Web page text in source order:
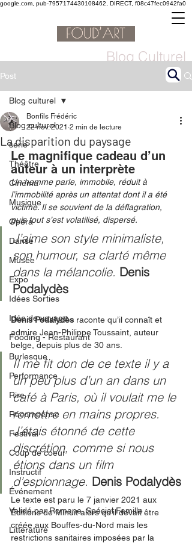
google.com, pub-7957174430108462, DIRECT, f08c47fec0942fa0
Blog Culturel
Post
Blog culturel
serie
Théâtre
Cinéma
Musique
Opéra
Danse
Musée
Expo
Idées Sorties
Idée de voyage
Fooding - Restaurant
Burlesque
Performance
Rire
Récompense
Festival
Coup de coeur
Instructif
Événement
Validé par Romane. Spécial Famille
Littérature
Blog culturel
La disparition du paysage
Bonfils Frédéric
22 nov. 2021 2 min de lecture
Le magnifique cadeau d’un
auteur à un interprète
Un homme parle, immobile, réduit à
l’immobilité après un attentat dont il a été
victime. Il se souvient de la déflagration,
puis tout s’est volatilisé, dispersé.
J’aime son style minimaliste,
son humour, sa clarté même
dans la mélancolie. Denis
Podalydès
Denis Podalydès raconte qu’il connaît et
admire Jean-Philippe Toussaint, auteur
belge, depuis plus de 30 ans.
Il me fit don de ce texte il y a
un peu plus d’un an dans un
café à Paris, où il voulait me le
remettre en mains propres.
J’étais étonné de cette
discrétion, comme si nous
étions dans un film
d’espionnage. Denis Podalydès
Le texte est paru le 7 janvier 2021 aux
Éditions de Minuit alors qu’il devait être
créée aux Bouffes-du-Nord mais les
restrictions sanitaires imposées par la